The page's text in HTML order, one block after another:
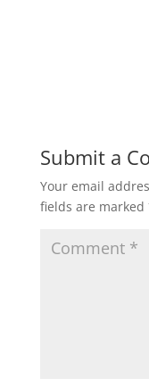
Submit a
Your email
fields are marked